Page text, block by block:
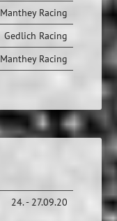
Manthey Racing
Gedlich Racing
Manthey Racing
24. - 27.09.20